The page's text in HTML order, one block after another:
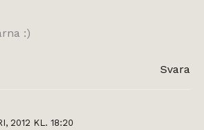
:)
Svara
2012 KL. 18:20